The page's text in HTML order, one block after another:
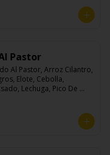
Pastor
Al Pastor, Arroz Cilantro,
Elote, Cebolla,
Lechuga, Pico De